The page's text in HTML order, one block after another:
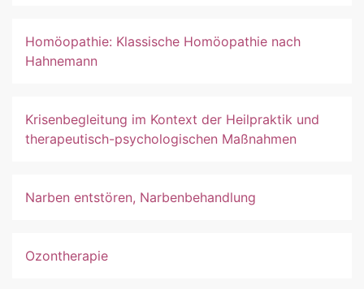
Homöopathie: Klassische Homöopathie nach
Hahnemann
Krisenbegleitung im Kontext der Heilpraktik und
therapeutisch-psychologischen Maßnahmen
Narben entstören, Narbenbehandlung
Ozontherapie